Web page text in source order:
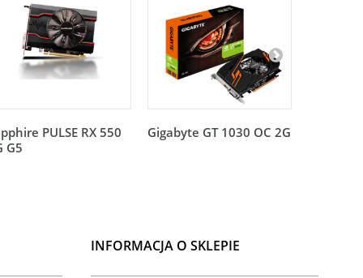
PULSE RX 550
G5
Gigabyte GT 1030 OC 2G
INFORMACJA O SKLEPIE